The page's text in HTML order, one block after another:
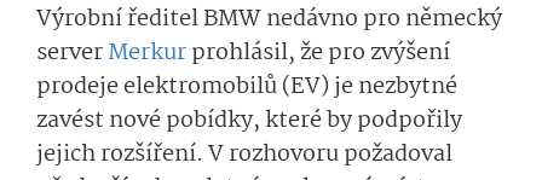
Výrobní ředitel BMW nedávno pro německý
serverMerkurprohlásil, že pro zvýšení
prodeje elektromobilů (EV) je nezbytné
zavést nové pobídky, které by podpořily
jejich rozšíření. V rozhovoru požadoval